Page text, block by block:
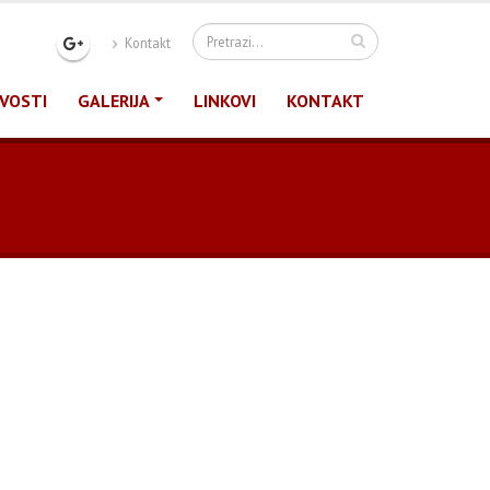
Kontakt
GALERIJA LINKOVI KONTAKT